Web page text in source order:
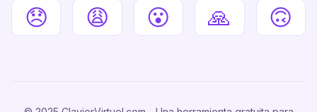
😞 😩 😮 🙏 🙃